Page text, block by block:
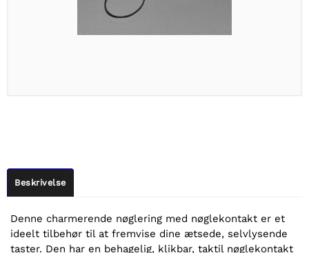
Beskrivelse
Denne charmerende nøglering med nøglekontakt er et
ideelt tilbehør til at fremvise dine ætsede, selvlysende
taster. Den har en behagelig, klikbar, taktil nøglekontakt